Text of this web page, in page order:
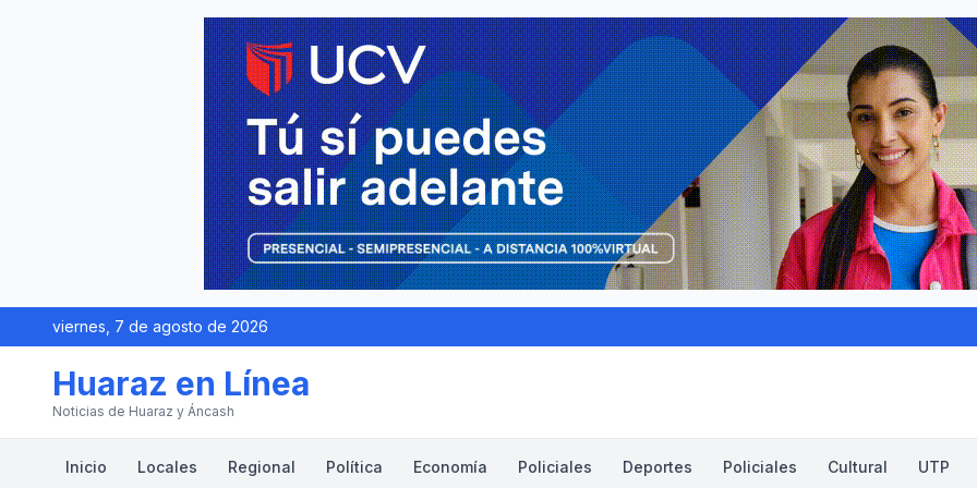
viernes, 7 de agosto de 2026
Huaraz en Línea
Noticias de Huaraz y Áncash
Inicio Locales Regional Política Economía Policiales Deportes Policiales Cultural UTP